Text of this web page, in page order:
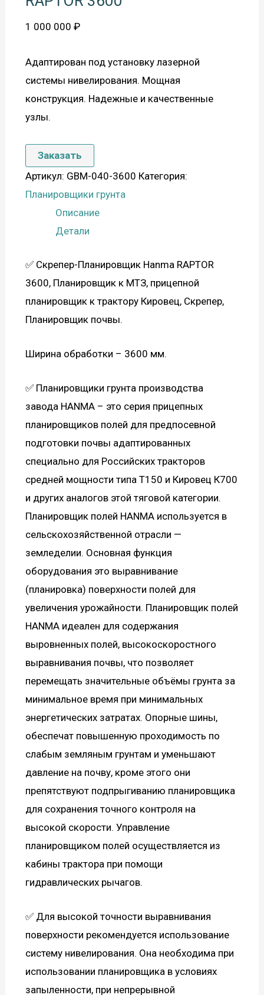
1 000 000₽
Адаптирован под установку лазерной
системы нивелирования. Мощная
конструкция. Надежные и качественные
узлы.
Заказать
Артикул: GBM-040-3600 Категория:
Планировщики грунта
Описание
Детали
✅ Скрепер-Планировщик Hanma RAPTOR
3600, Планировщик к МТЗ, прицепной
планировщик к трактору Кировец, Скрепер,
Планировщик почвы.
Ширина обработки – 3600 мм.
✅ Планировщики грунта производства
завода HANMA – это серия прицепных
планировщиков полей для предпосевной
подготовки почвы адаптированных
специально для Российских тракторов
средней мощности типа Т150 и Кировец К700
и других аналогов этой тяговой категории.
Планировщик полей HANMA используется в
сельскохозяйственной отрасли —
земледелии. Основная функция
оборудования это выравнивание
(планировка) поверхности полей для
увеличения урожайности. Планировщик полей
HANMA идеален для содержания
выровненных полей, высокоскоростного
выравнивания почвы, что позволяет
перемещать значительные объёмы грунта за
минимальное время при минимальных
энергетических затратах. Опорные шины,
обеспечат повышенную проходимость по
слабым земляным грунтам и уменьшают
давление на почву, кроме этого они
препятствуют подпрыгиванию планировщика
для сохранения точного контроля на
высокой скорости. Управление
планировщиком полей осуществляется из
кабины трактора при помощи
гидравлических рычагов.
✅ Для высокой точности выравнивания
поверхности рекомендуется использование
систему нивелирования. Она необходима при
использовании планировщика в условиях
запыленности, при непрерывной